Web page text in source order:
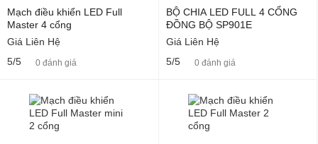
Mạch điều khiển LED Full
Master 4 cổng
Giá Liên Hệ
5/5
0 đánh giá
BỘ CHIA LED FULL 4 CỔNG
ĐỒNG BỘ SP901E
Giá Liên Hệ
5/5
0 đánh giá